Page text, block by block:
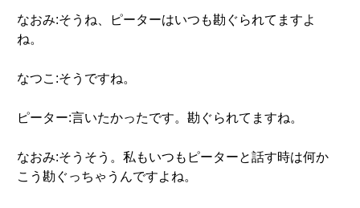
なおみ:そうね、ピーターはいつも勘ぐられてますよ
ね。
なつこ:そうですね。
ピーター:言いたかったです。勘ぐられてますね。
なおみ:そうそう。私もいつもピーターと話す時は何か
こう勘ぐっちゃうんですよね。